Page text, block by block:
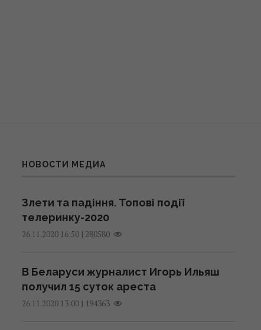
НОВОСТИ МЕДИА
Злети та падіння. Топові події
телеринку-2020
26.11.2020 16:50| 280580
В Беларуси журналист Игорь Ильяш
получил 15 суток ареста
26.11.2020 13:00| 194363